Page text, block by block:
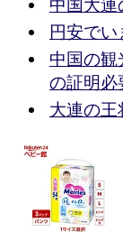
中国大連
円安で
中国の
の証明必
大連の王